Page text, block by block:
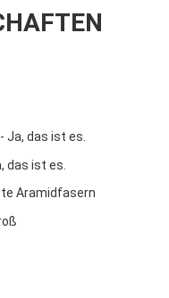
- Ja, das ist es.
das ist es.
Aramidfasern